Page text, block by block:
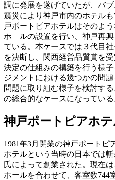
調に発展を遂げていたが、バ
震災により神戸市内のホテル
戸ポートピアホテルはそのよ
ホールの設置を行い、神戸再
ている。本ケースでは３代目
を決断し、関西経営品質賞を
決定の仕組みの構築を行う様
ジメントにおける幾つかの問
問題に取り組む様子を検討す
の総合的なケースになっている
神戸ポートピアホ
1981年3月開業の神戸ポートピ
ホテルという当時の日本では
氏によって創業された。現在
ホールを合わせて、客室数744